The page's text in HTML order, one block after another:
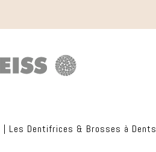
| Les Dentifrices & Brosses à Dents